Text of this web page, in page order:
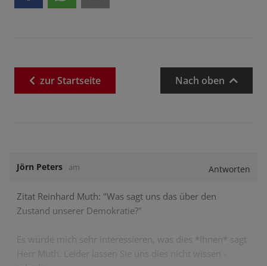
zurStartseite Nach oben
Jörn Peters am Antworten
Zitat Reinhard Muth: "Was sagt uns das über den
Zustand unserer Demokratie?"
Es würde mich sehr interessieren, was dies *Ihnen* sagt